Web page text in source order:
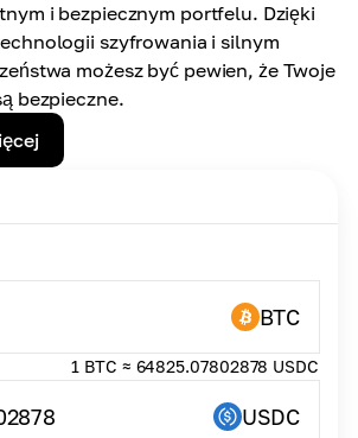
i bezpiecznym portfelu. Dzięki
szyfrowania i silnym
możesz być pewien, że Twoje
bezpieczne.
BTC
1 BTC ≈ 64825.07802878 USDC
USDC